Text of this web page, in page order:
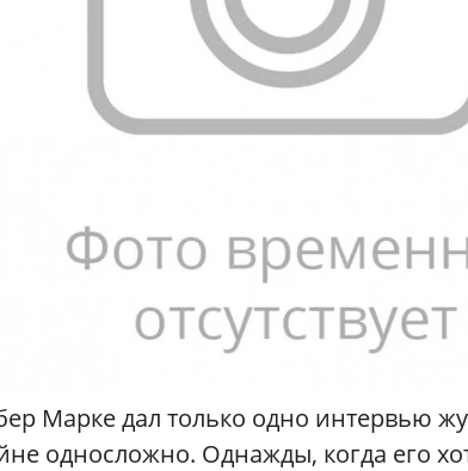
Марке дал только одно интервью
односложно. Однажды, когда его